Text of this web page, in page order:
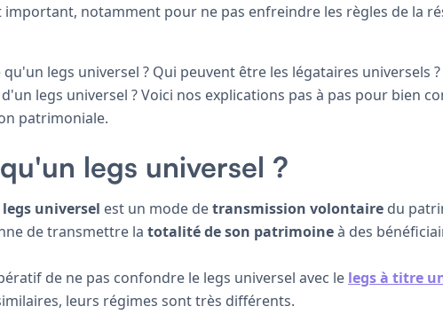
important, notamment pour ne pas enfreindre les règles de la
legs universel ? Qui peuvent être les légataires universels
legs universel ? Voici nos explications pas à pas pour bien
patrimoniale.
legs universel ?
legs universel est un mode detransmission volontaire du
de transmettre la totalité de son patrimoineà des
de ne pas confondre le legs universel avec le legs à titre
leurs régimes sont très différents.